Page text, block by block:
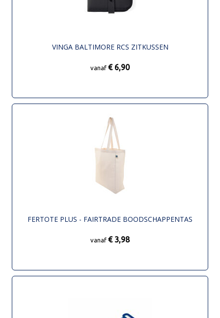
VINGA BALTIMORE RCS ZITKUSSEN
vanaf € 6,90
FERTOTE PLUS - FAIRTRADE BOODSCHAPPENTAS
vanaf € 3,98